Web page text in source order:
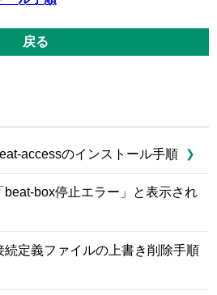
戻る
accessのインストール手順
beat-box停止エラー」と表示され
続定義ファイルの上書き削除手順